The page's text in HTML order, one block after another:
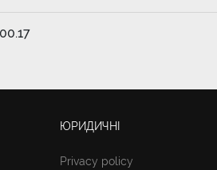
ЮРИДИЧНІ
Privacy policy